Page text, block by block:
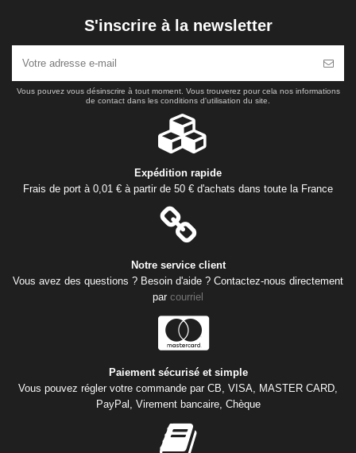
S'inscrire à la newsletter
Vous pouvez vous désinscrire à tout moment. Vous trouverez pour cela nos informations
de contact dans les conditions d'utilisation du site.
Expédition rapide
Frais de port à 0,01 € à partir de 50 € d'achats dans toute la France
Notre service client
Vous avez des questions ? Besoin d'aide ? Contactez-nous directement
par courriel
Paiement sécurisé et simple
Vous pouvez régler votre commande par CB, VISA, MASTER CARD,
PayPal, Virement bancaire, Chèque